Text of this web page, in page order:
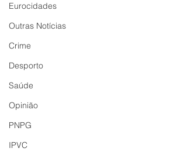
Eurocidades
Outras Notícias
Crime
Desporto
Saúde
Opinião
PNPG
IPVC